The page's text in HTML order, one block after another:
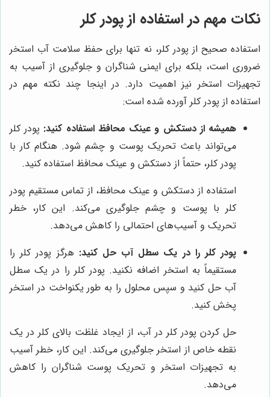
نکات مهم در استفاده از پودر کلر
استفاده صحیح از پودر کلر، نه تنها برای حفظ سلامت آب استخر
ضروری است، بلکه برای ایمنی شناگران و جلوگیری از آسیب به
تجهیزات استخر نیز اهمیت دارد. در اینجا چند نکته مهم در
استفاده از پودر کلر آورده شده است:
همیشه از دستکش و عینک محافظ استفاده کنید: پودر کلر
می‌تواند باعث تحریک پوست و چشم شود. هنگام کار با
پودر کلر، حتماً از دستکش و عینک محافظ استفاده کنید.
استفاده از دستکش و عینک محافظ، از تماس مستقیم پودر
کلر با پوست و چشم جلوگیری می‌کند. این کار، خطر
تحریک و آسیب‌های احتمالی را کاهش می‌دهد.
پودر کلر را در یک سطل آب حل کنید: هرگز پودر کلر را
مستقیماً به استخر اضافه نکنید. پودر کلر را در یک سطل
آب حل کنید و سپس محلول را به طور یکنواخت در استخر
پخش کنید.
حل کردن پودر کلر در آب، از ایجاد غلظت بالای کلر در یک
نقطه خاص از استخر جلوگیری می‌کند. این کار، خطر آسیب
به تجهیزات استخر و تحریک پوست شناگران را کاهش
می‌دهد.